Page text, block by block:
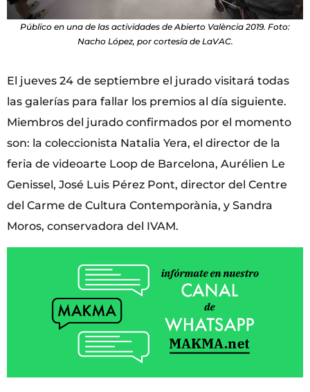
Público en una de las actividades de Abierto València 2019. Foto:
Nacho López, por cortesía de LaVAC.
El jueves 24 de septiembre el jurado visitará todas
las galerías para fallar los premios al día siguiente.
Miembros del jurado confirmados por el momento
son: la coleccionista Natalia Yera, el director de la
feria de videoarte Loop de Barcelona, Aurélien Le
Genissel, José Luis Pérez Pont, director del Centre
del Carme de Cultura Contemporània, y Sandra
Moros, conservadora del IVAM.